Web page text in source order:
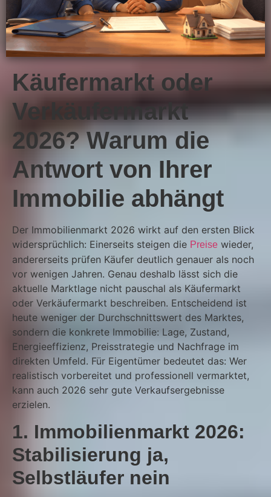
Käufermarkt oder
Verkäufermarkt
2026? Warum die
Antwort von Ihrer
Immobilie abhängt
Der Immobilienmarkt 2026 wirkt auf den ersten Blick
widersprüchlich: Einerseits steigen die Preise wieder,
andererseits prüfen Käufer deutlich genauer als noch
vor wenigen Jahren. Genau deshalb lässt sich die
aktuelle Marktlage nicht pauschal als Käufermarkt
oder Verkäufermarkt beschreiben. Entscheidend ist
heute weniger der Durchschnittswert des Marktes,
sondern die konkrete Immobilie: Lage, Zustand,
Energieeffizienz, Preisstrategie und Nachfrage im
direkten Umfeld. Für Eigentümer bedeutet das: Wer
realistisch vorbereitet und professionell vermarktet,
kann auch 2026 sehr gute Verkaufsergebnisse
erzielen.
1. Immobilienmarkt 2026:
Stabilisierung ja,
Selbstläufer nein